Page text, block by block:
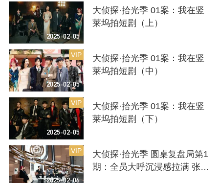
2025-02-05
大侦探·拾光季 01案：我在竖
莱坞拍短剧（上）
2025-02-05
VIP
大侦探·拾光季 01案：我在竖
莱坞拍短剧（中）
2025-02-05
VIP
大侦探·拾光季 01案：我在竖
莱坞拍短剧（下）
2025-02-06
VIP
大侦探·拾光季 圆桌复盘局第1
期：全员大呼沉浸感拉满 张若